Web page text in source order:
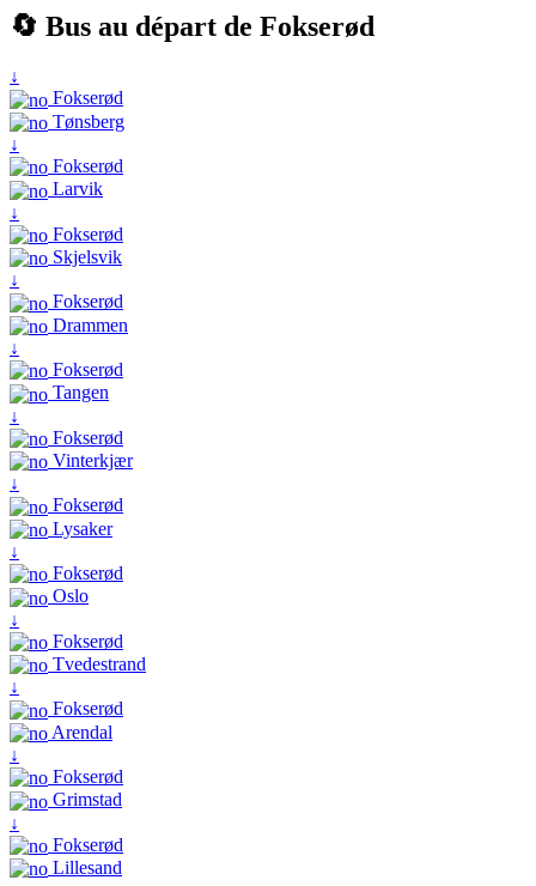
🔄 Bus au départ de Fokserød
↓
Fokserød
Tønsberg
↓
Fokserød
Larvik
↓
Fokserød
Skjelsvik
↓
Fokserød
Drammen
↓
Fokserød
Tangen
↓
Fokserød
Vinterkjær
↓
Fokserød
Lysaker
↓
Fokserød
Oslo
↓
Fokserød
Tvedestrand
↓
Fokserød
Arendal
↓
Fokserød
Grimstad
↓
Fokserød
Lillesand